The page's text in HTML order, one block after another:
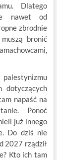
Dlatego
nawet od
zbrodnie
bronić
dotyczących
napaść na
Ponoć
już innego
Do dziś nie
2027 rządził
Kto ich tam